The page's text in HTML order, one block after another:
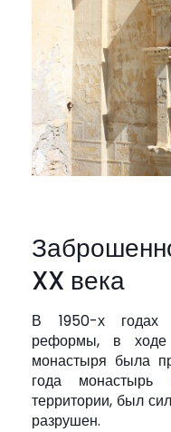
XX века
В 1950-х годах
реформы, в ходе
монастыря была
года монастырь
территории, был
разрушен.